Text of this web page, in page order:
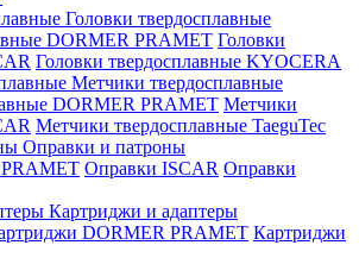
Головки твердосплавные
DORMER PRAMET Головки
Головки твердосплавные KYOCERA
Метчики твердосплавные
DORMER PRAMET Метчики
Метчики твердосплавные TaeguTec
Оправки и патроны
Оправки ISCAR Оправки
Картриджи и адаптеры
DORMER PRAMET Картриджи